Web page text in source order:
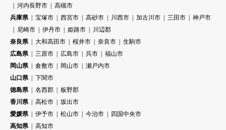
河内長野市
高槻市
兵庫県
宝塚市 西宮市 高砂市 川西市 加古川市 三田市
神戸市
尼崎市
伊丹市 姫路市
川辺郡
奈良県
大和高田市 桜井市 奈良市
生駒市
広島県
三原市 広島市 呉市
福山市
岡山県
倉敷市 岡山市
瀬戸内市
山口県
下関市
徳島県
名西郡
板野郡
香川県
高松市
坂出市
愛媛県
伊予市 松山市 今治市
四国中央市
高知県
高知市